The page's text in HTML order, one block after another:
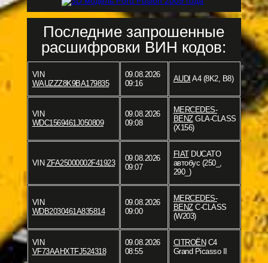
Последние запрошенные
расшифровки ВИН кодов:
VIN
WAUZZZ8K9BA179835
09.08.2026
09:16
AUDI A4 (8K2, B8)
VIN
WDC1569461J050809
09.08.2026
09:08
MERCEDES-
BENZGLA-CLASS
(X156)
VIN ZFA25000002F41923
09.08.2026
09:07
FIATDUCATO
автобус (250_,
290_)
VIN
WDB2030461A835814
09.08.2026
09:00
MERCEDES-
BENZC-CLASS
(W203)
VIN
VF73AAHXTFJ524318
09.08.2026
08:55
CITROËN C4
Grand Picasso II